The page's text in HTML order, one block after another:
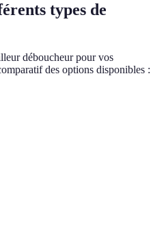
types de
déboucheur pour vos
des options disponibles :